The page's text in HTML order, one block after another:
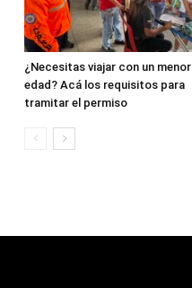
¿Necesitas viajar con un
edad? Acá los requisitos para
tramitar el permiso